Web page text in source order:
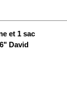
et 1 sac
David